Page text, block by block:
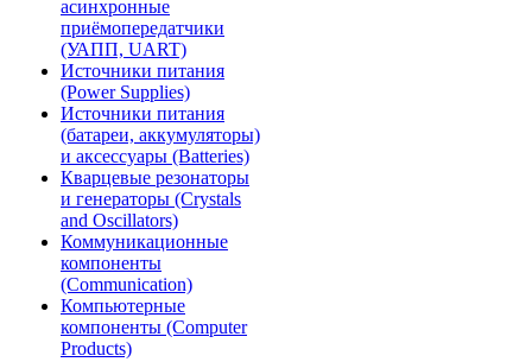
асинхронные
приёмопередатчики
(УАПП, UART)
Источники питания
(Power Supplies)
Источники питания
(батареи, аккумуляторы)
и аксессуары (Batteries)
Кварцевые резонаторы
и генераторы (Crystals
and Oscillators)
Коммуникационные
компоненты
(Communication)
Компьютерные
компоненты (Computer
Products)